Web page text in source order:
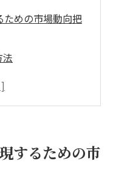
ための市場動向把
析
売却計画
繕のポイント
するための市